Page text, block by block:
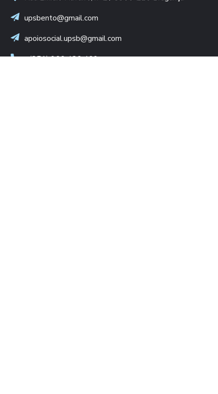
upsbento@gmail.com
apoiosocial.upsb@gmail.com
+(351) 960 436 409